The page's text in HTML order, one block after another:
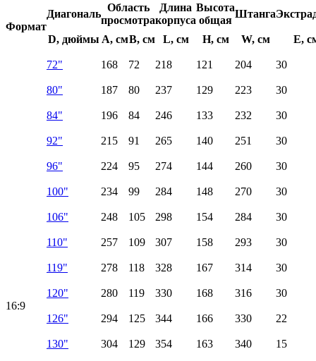
Формат
Диагональ
Область
просмотра
Длина
корпуса
Высота
общая
Штанга
D, дюймы A, смB, см L, см H, см W, см E,
16:9
72" 168 72 218 121 204 30
80" 187 80 237 129 223 30
84" 196 84 246 133 232 30
92" 215 91 265 140 251 30
96" 224 95 274 144 260 30
100" 234 99 284 148 270 30
106" 248 105 298 154 284 30
110" 257 109 307 158 293 30
119" 278 118 328 167 314 30
120" 280 119 330 168 316 30
126" 294 125 344 166 330 22
130" 304 129 354 163 340 15